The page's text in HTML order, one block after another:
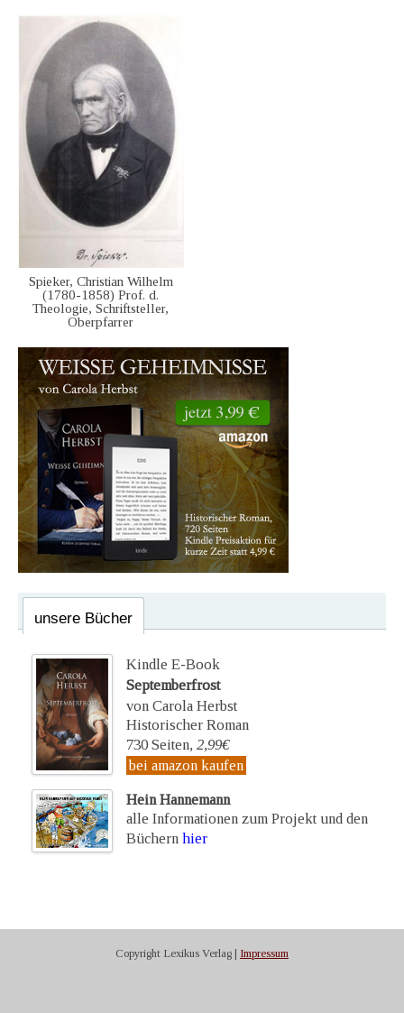
Spieker, Christian Wilhelm
(1780-1858) Prof. d.
Theologie, Schriftsteller,
Oberpfarrer
unsere Bücher
Kindle E-Book
Septemberfrost
von Carola Herbst
Historischer Roman
730 Seiten, 2,99€
bei amazon kaufen
Hein Hannemann
alle Informationen zum Projekt und den
Büchern hier
Copyright Lexikus Verlag | Impressum